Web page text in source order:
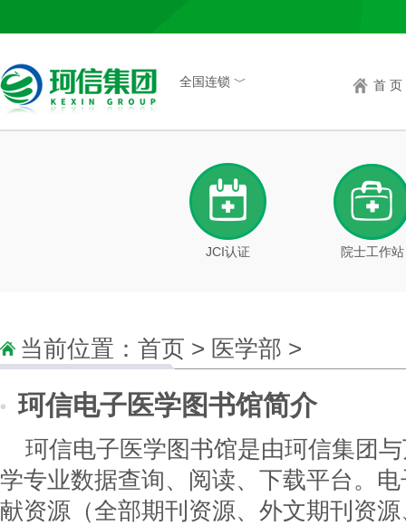
全国连锁 ﹀ 首 页
JCI认证 院士工作站
当前位置： 首页 > 医学部 >
珂信电子医学图书馆简介
珂信电子医学图书馆是由珂信集团
学专业数据查询、阅读、下载平台。
献资源（全部期刊资源、外文期刊资